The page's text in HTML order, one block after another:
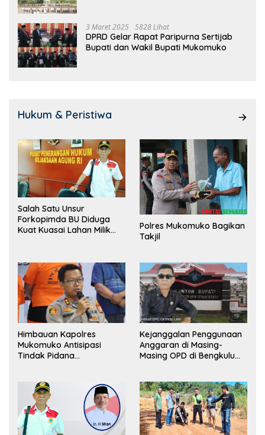
3 Maret 2025 5828 Lihat
DPRD Gelar Rapat Paripurna Sertijab
Bupati dan Wakil Bupati Mukomuko
Hukum & Peristiwa
Salah Satu Unsur
Forkopimda BU Diduga
Kuat Kuasai Lahan Milik
Polres Mukomuko Bagikan
Takjil
Himbauan Kapolres
Mukomuko Antisipasi
Tindak Pidana
Kejanggalan Penggunaan
Anggaran di Masing-
Masing OPD di Bengkulu